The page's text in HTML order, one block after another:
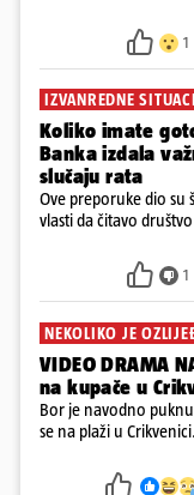
ispitali i poslali u
1
IZVANREDNE
Koliko imate
Banka izdala
slučaju rata
Ove preporuke dio su
vlasti da čitavo
1
NEKOLIKO JE
VIDEO DRAMA
na kupače u
Bor je navodno
se na plaži u